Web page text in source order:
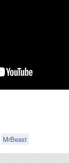
MrBeast